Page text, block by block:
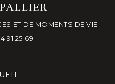
ET DE MOMENTS DE VIE
91 25 69